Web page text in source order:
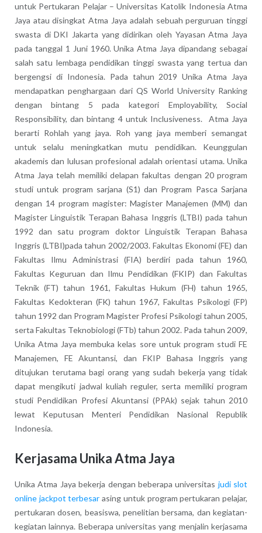
untuk Pertukaran Pelajar – Universitas Katolik Indonesia Atma
Jaya atau disingkat Atma Jaya adalah sebuah perguruan tinggi
swasta di DKI Jakarta yang didirikan oleh Yayasan Atma Jaya
pada tanggal 1 Juni 1960. Unika Atma Jaya dipandang sebagai
salah satu lembaga pendidikan tinggi swasta yang tertua dan
bergengsi di Indonesia. Pada tahun 2019 Unika Atma Jaya
mendapatkan penghargaan dari QS World University Ranking
dengan bintang 5 pada kategori Employability, Social
Responsibility, dan bintang 4 untuk Inclusiveness. Atma Jaya
berarti Rohlah yang jaya. Roh yang jaya memberi semangat
untuk selalu meningkatkan mutu pendidikan. Keunggulan
akademis dan lulusan profesional adalah orientasi utama. Unika
Atma Jaya telah memiliki delapan fakultas dengan 20 program
studi untuk program sarjana (S1) dan Program Pasca Sarjana
dengan 14 program magister: Magister Manajemen (MM) dan
Magister Linguistik Terapan Bahasa Inggris (LTBI) pada tahun
1992 dan satu program doktor Linguistik Terapan Bahasa
Inggris (LTBI)pada tahun 2002/2003. Fakultas Ekonomi (FE) dan
Fakultas Ilmu Administrasi (FIA) berdiri pada tahun 1960,
Fakultas Keguruan dan Ilmu Pendidikan (FKIP) dan Fakultas
Teknik (FT) tahun 1961, Fakultas Hukum (FH) tahun 1965,
Fakultas Kedokteran (FK) tahun 1967, Fakultas Psikologi (FP)
tahun 1992 dan Program Magister Profesi Psikologi tahun 2005,
serta Fakultas Teknobiologi (FTb) tahun 2002. Pada tahun 2009,
Unika Atma Jaya membuka kelas sore untuk program studi FE
Manajemen, FE Akuntansi, dan FKIP Bahasa Inggris yang
ditujukan terutama bagi orang yang sudah bekerja yang tidak
dapat mengikuti jadwal kuliah reguler, serta memiliki program
studi Pendidikan Profesi Akuntansi (PPAk) sejak tahun 2010
lewat Keputusan Menteri Pendidikan Nasional Republik
Indonesia.
Kerjasama Unika Atma Jaya
Unika Atma Jaya bekerja dengan beberapa universitas judi slot
online jackpot terbesar asing untuk program pertukaran pelajar,
pertukaran dosen, beasiswa, penelitian bersama, dan kegiatan-
kegiatan lainnya. Beberapa universitas yang menjalin kerjasama